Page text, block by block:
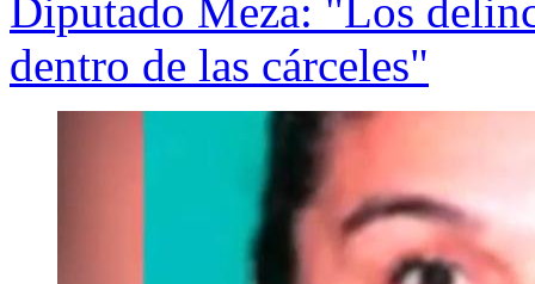
Diputado Meza: "Los
dentro de las cárceles"